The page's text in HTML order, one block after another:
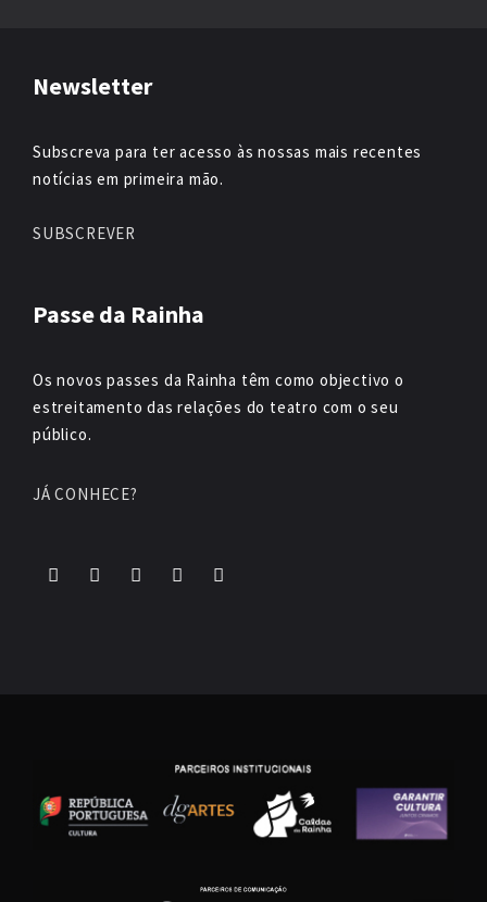
Newsletter
Subscreva para ter acesso às nossas mais recentes
notícias em primeira mão.
SUBSCREVER
Passe da Rainha
Os novos passes da Rainha têm como objectivo o
estreitamento das relações do teatro com o seu
público.
JÁ CONHECE?